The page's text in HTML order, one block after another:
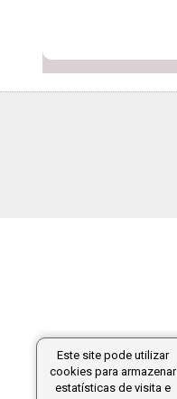
Este site pode utilizar
cookies para armazenar
estatísticas de visita e